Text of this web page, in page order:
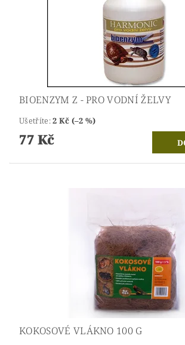
BIOENZYM Z - PRO VODNÍ ŽELVY
Ušetříte:2 Kč (–2 %)
77 Kč
KOKOSOVÉ VLÁKNO 100 G